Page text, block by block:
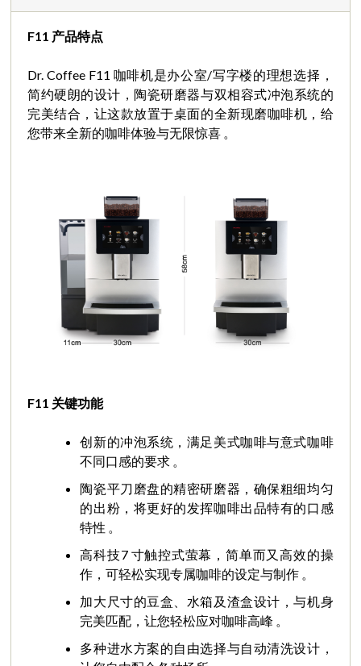
F11 产品特点
Dr. Coffee F11 咖啡机是办公室/写字楼的理想选择，
简约硬朗的设计，陶瓷研磨器与双相容式冲泡系统的
完美结合，让这款放置于桌面的全新现磨咖啡机，给
您带来全新的咖啡体验与无限惊喜 。
F11 关键功能
创新的冲泡系统，满足美式咖啡与意式咖啡
不同口感的要求 。
陶瓷平刀磨盘的精密研磨器，确保粗细均匀
的出粉，将更好的发挥咖啡出品特有的口感
特性 。
高科技7 寸触控式萤幕，简单而又高效的操
作，可轻松实现专属咖啡的设定与制作 。
加大尺寸的豆盒、水箱及渣盒设计，与机身
完美匹配，让您轻松应对咖啡高峰 。
多种进水方案的自由选择与自动清洗设计，